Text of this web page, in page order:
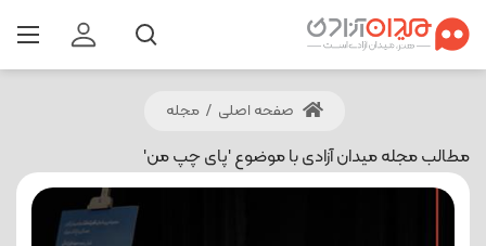
صفحه اصلی / مجله
مطالب مجله میدان آزادی با موضوع 'پای چپ من'